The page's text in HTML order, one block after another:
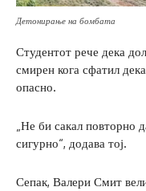
Детонирање на бомбата
Студентот рече дека
смирен кога сфатил
опасно.
„Не би сакал повторно
сигурно“, додава тој.
Сепак, Валери Смит